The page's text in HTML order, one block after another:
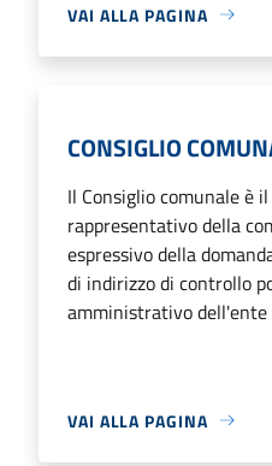
VAI ALLA PAGINA
CONSIGLIO
Il Consiglio comunale è
rappresentativo della
espressivo della
di indirizzo di controllo
amministrativo dell'ente
VAI ALLA PAGINA